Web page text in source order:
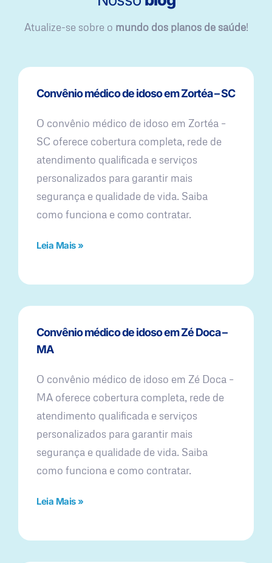
Atualize-se sobre o mundo dos planos de saúde!
Convênio médico de idoso em Zortéa – SC
O convênio médico de idoso em Zortéa –
SC oferece cobertura completa, rede de
atendimento qualificada e serviços
personalizados para garantir mais
segurança e qualidade de vida. Saiba
como funciona e como contratar.
Leia Mais »
Convênio médico de idoso em Zé Doca –
MA
O convênio médico de idoso em Zé Doca –
MA oferece cobertura completa, rede de
atendimento qualificada e serviços
personalizados para garantir mais
segurança e qualidade de vida. Saiba
como funciona e como contratar.
Leia Mais »